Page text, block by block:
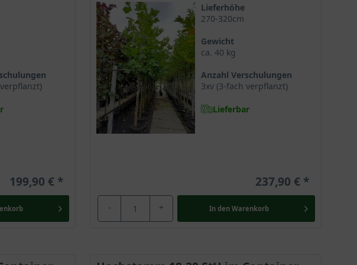
dem Gärtner idyllische Naturimpressionen. Aufgrund der imposanten
Blattkleid, das einen Hauch von Exotik in den deutschen Garten bringt
199,90 €
Lieferhöhe
270-320cm
Gewicht
ca. 40 kg
Anzahl Verschulungen
3xv (3-fach verpflanzt)
Lieferbar
237,90 €
- + In den Warenkorb